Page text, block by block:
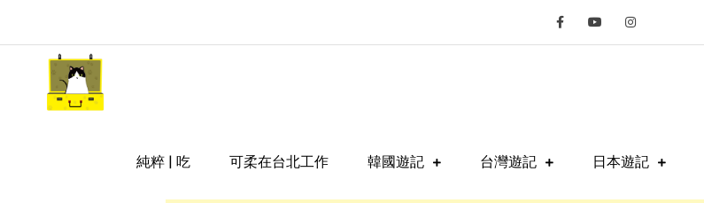
content
純粹 | 吃 可柔在台北工作 韓國遊記 台灣遊記 日本遊記